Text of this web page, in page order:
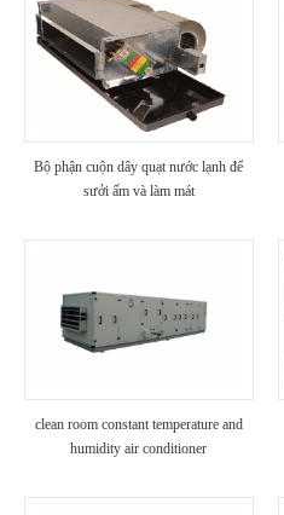
Bộ phận cuộn dây quạt nước lạnh để
sưởi ấm và làm mát
clean room constant temperature and
humidity air conditioner